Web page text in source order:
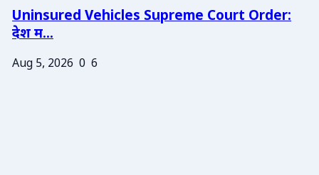
Uninsured Vehicles Supreme Court Order:
देश म...
Aug 5, 2026 0 6